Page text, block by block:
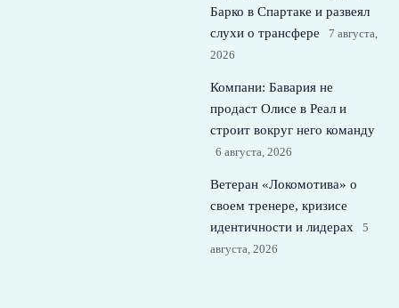
Барко в Спартаке и развеял
слухи о трансфере
7 августа,
2026
Компани: Бавария не
продаст Олисе в Реал и
строит вокруг него команду
6 августа, 2026
Ветеран «Локомотива» о
своем тренере, кризисе
идентичности и лидерах
5
августа, 2026